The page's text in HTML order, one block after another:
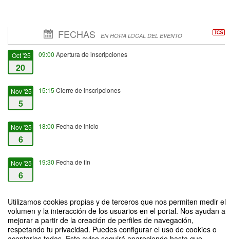
Utilizamos cookies propias y de terceros que nos permiten medir el
volumen y la interacción de los usuarios en el portal. Nos ayudan a
mejorar a partir de la creación de perfiles de navegación,
respetando tu privacidad. Puedes configurar el uso de cookies o
FECHAS EN HORA LOCAL DEL EVENTO
Oct '25
20
09:00 Apertura de inscripciones
Nov '25
5
15:15 Cierre de inscripciones
Nov '25
6
18:00 Fecha de inicio
Nov '25
6
19:30 Fecha de fin
JUGANDO CONTRA EL DELITO: RAYUELA Y LA CIBERSEGURIDAD